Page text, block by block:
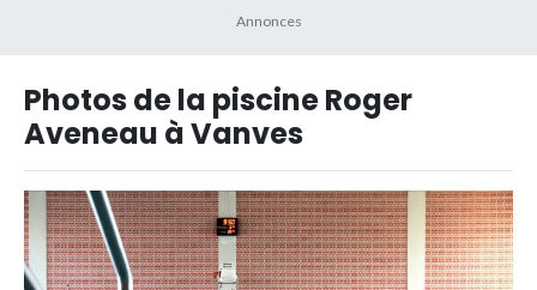
Photos de la piscine Roger
Aveneau à Vanves